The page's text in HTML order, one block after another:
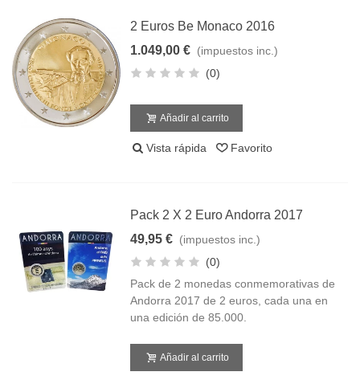
2 Euros Be Monaco 2016
1.049,00 € (impuestos inc.)
(0)
Añadir al carrito
Vista rápida Favorito
Pack 2 X 2 Euro Andorra 2017
49,95 € (impuestos inc.)
(0)
Pack de 2 monedas conmemorativas de
Andorra 2017 de 2 euros, cada una en
una edición de 85.000.
Añadir al carrito